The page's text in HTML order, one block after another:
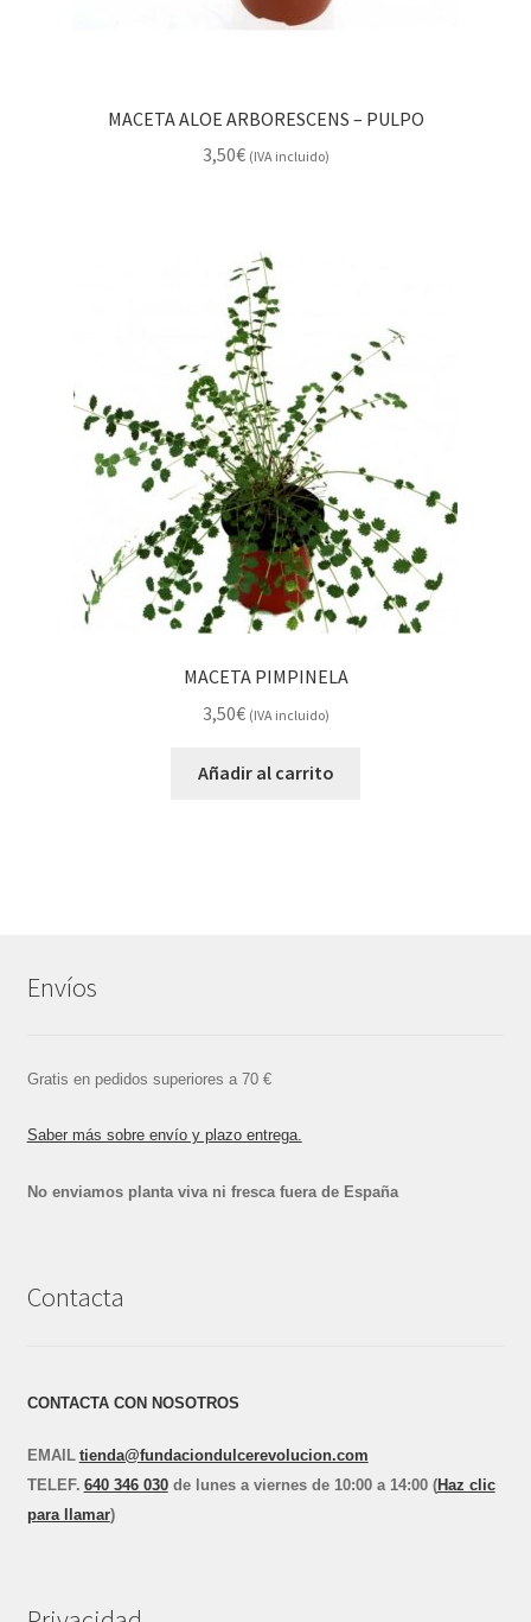
MACETA ALOE ARBORESCENS – PULPO
3,50€ (IVA incluido)
MACETA PIMPINELA
3,50€ (IVA incluido)
Añadir al carrito
Envíos
Gratis en pedidos superiores a 70 €
Saber más sobre envío y plazo entrega.
No enviamos planta viva ni fresca fuera de España
Contacta
CONTACTA CON NOSOTROS
EMAIL tienda@fundaciondulcerevolucion.com
TELEF. 640 346 030de lunes a viernes de 10:00 a 14:00 (Haz clic
para llamar)